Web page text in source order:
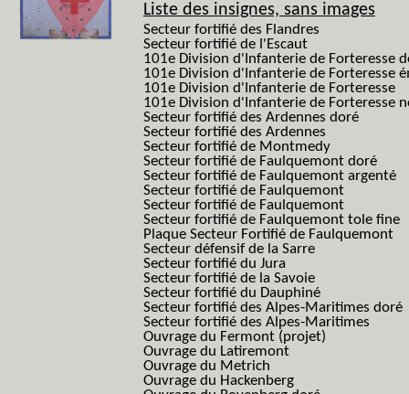
Liste des insignes, sans images
Secteur fortifié des Flandres
Secteur fortifié de l'Escaut
101e Division d'Infanterie de Forteresse
101e Division d'Infanterie de Forteresse
101e Division d'Infanterie de Forteresse
101e Division d'Infanterie de Forteresse
Secteur fortifié des Ardennes doré
Secteur fortifié des Ardennes
Secteur fortifié de Montmedy
Secteur fortifié de Faulquemont doré
Secteur fortifié de Faulquemont argenté
Secteur fortifié de Faulquemont
Secteur fortifié de Faulquemont
Secteur fortifié de Faulquemont tole fine
Plaque Secteur Fortifié de Faulquemont
Secteur défensif de la Sarre
Secteur fortifié du Jura
Secteur fortifié de la Savoie
Secteur fortifié du Dauphiné
Secteur fortifié des Alpes-Maritimes doré
Secteur fortifié des Alpes-Maritimes
Ouvrage du Fermont (projet)
Ouvrage du Latiremont
Ouvrage du Metrich
Ouvrage du Hackenberg